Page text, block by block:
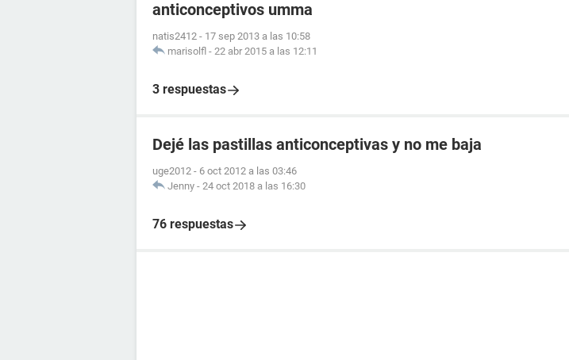
anticonceptivos umma
natis2412 - 17 sep 2013 a las 10:58
marisolfl - 22 abr 2015 a las 12:11
3 respuestas
Dejé las pastillas anticonceptivas y no me baja
uge2012 - 6 oct 2012 a las 03:46
Jenny - 24 oct 2018 a las 16:30
76 respuestas